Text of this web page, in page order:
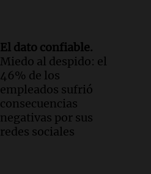
El dato confiable.
Miedo al despido: el
46% de los
empleados sufrió
consecuencias
negativas por sus
redes sociales